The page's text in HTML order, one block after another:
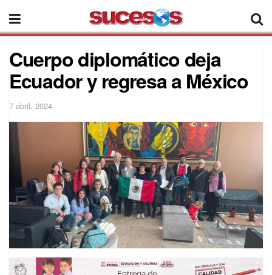
Cuerpo diplomático deja
Ecuador y regresa a México
7 abril, 2024